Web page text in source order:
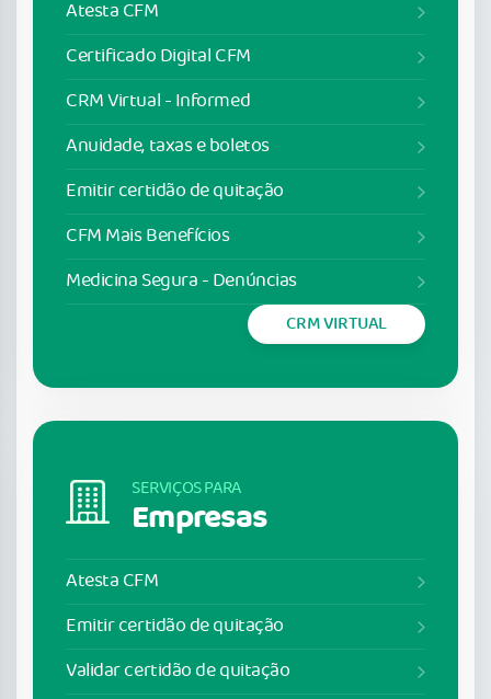
Atesta CFM
Certificado Digital CFM
CRM Virtual - Informed
Anuidade, taxas e boletos
Emitir certidão de quitação
CFM Mais Benefícios
Medicina Segura - Denúncias
CRM VIRTUAL
SERVIÇOS PARA
Empresas
Atesta CFM
Emitir certidão de quitação
Validar certidão de quitação